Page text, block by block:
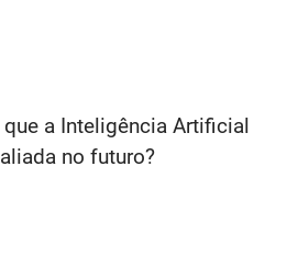
a Inteligência Artificial
no futuro?